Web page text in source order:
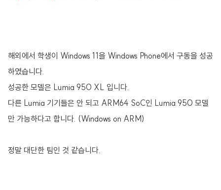
해외에서 학생이 Windows 11을 Windows Phone에서 구동을 성공
하였습니다.
성공한 모델은 Lumia 950 XL 입니다.
다른 Lumia 기기들은 안 되고 ARM64 SoC인 Lumia 950 모델
만 가능하다고 합니다. (Windows on ARM)
정말 대단한 팀인 것 같습니다.